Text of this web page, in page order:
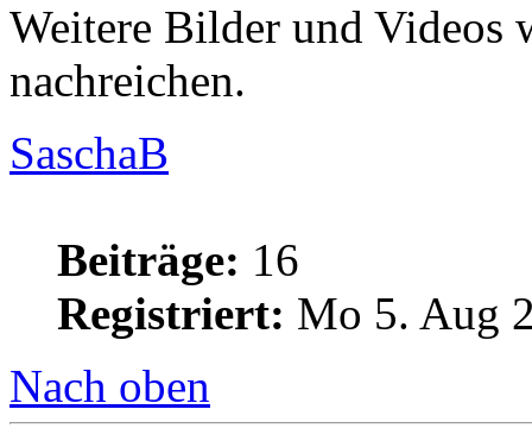
Weitere Bilder und Videos
nachreichen.
SaschaB
Beiträge: 16
Registriert: Mo 5. Aug
Nach oben